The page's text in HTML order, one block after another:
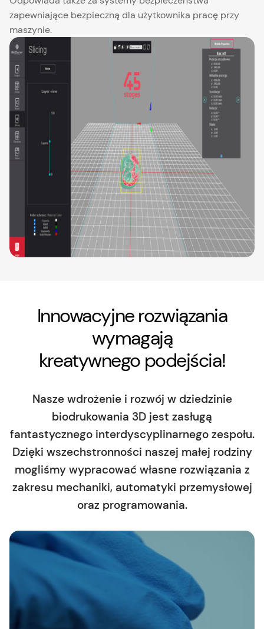
zapewniające bezpieczną dla użytkownika pracę przy
maszynie.
Innowacyjne rozwiązania
wymagają
kreatywnego podejścia!
Nasze wdrożenie i rozwój w dziedzinie
biodrukowania 3D jest zasługą
fantastycznego interdyscyplinarnego zespołu.
Dzięki wszechstronności naszej małej rodziny
mogliśmy wypracować własne rozwiązania z
zakresu mechaniki, automatyki przemysłowej
oraz programowania.